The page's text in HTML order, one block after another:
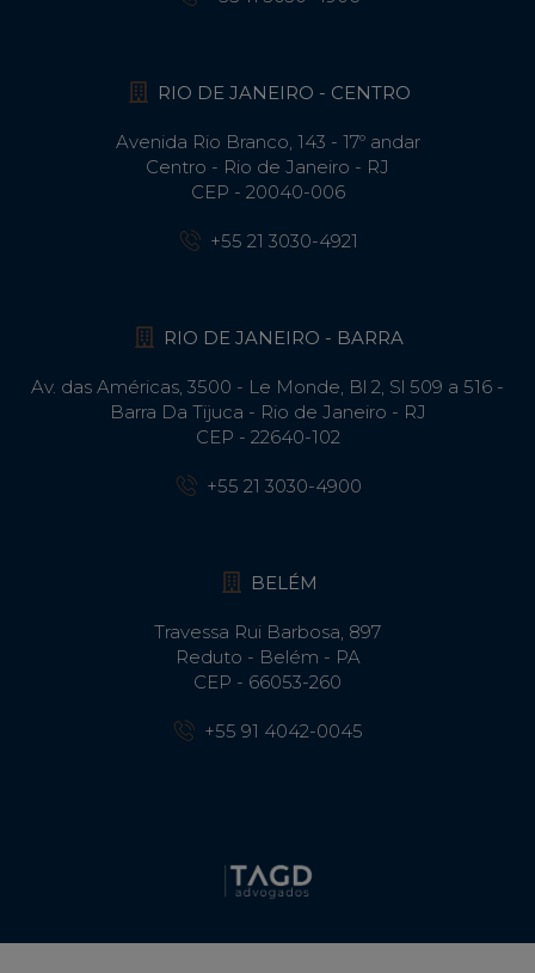
RIO DE JANEIRO - CENTRO
Avenida Rio Branco, 143 - 17º andar
Centro - Rio de Janeiro - RJ
CEP - 20040-006
+55 21 3030-4921
RIO DE JANEIRO - BARRA
Av. das Américas, 3500 - Le Monde, Bl 2, Sl 509 a 516 -
Barra Da Tijuca - Rio de Janeiro - RJ
CEP - 22640-102​
+55 21 3030-4900
BELÉM
Travessa Rui Barbosa, 897
Reduto - Belém - PA
CEP - 66053-260
+55 91 4042-0045